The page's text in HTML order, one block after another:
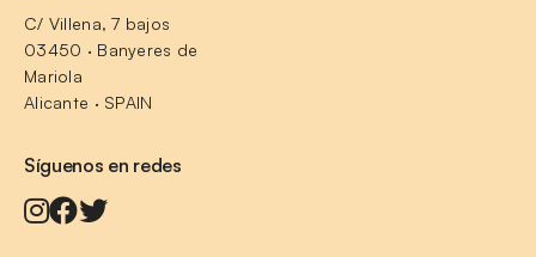
C/ Villena, 7 bajos
03450 · Banyeres de
Mariola
Alicante · SPAIN
Síguenos en redes